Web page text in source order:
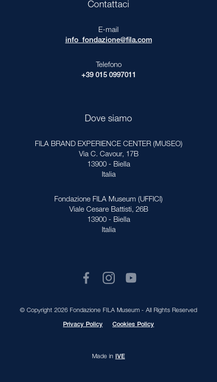
Contattaci
E-mail
info_fondazione@fila.com
Telefono
+39 015 0997011
Dove siamo
FILA BRAND EXPERIENCE CENTER (MUSEO)
Via C. Cavour, 17B
13900 - Biella
Italia
Fondazione FILA Museum (UFFICI)
Viale Cesare Battisti, 26B
13900 - Biella
Italia
© Copyright 2026 Fondazione FILA Museum - All Rights Reserved
Privacy Policy Cookies Policy
Made in IVE